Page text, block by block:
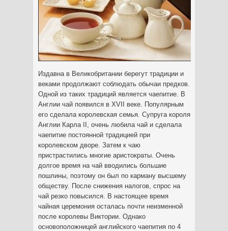
Издавна в Великобритании берегут традиции и
веками продолжают соблюдать обычаи предков.
Одной из таких традиций является чаепитие. В
Англии чай появился в XVII веке. Популярным
его сделала королевская семья. Супруга короля
Англии Карла II, очень любила чай и сделала
чаепитие постоянной традицией при
королевском дворе. Затем к чаю
пристрастились многие аристократы. Очень
долгое время на чай вводились большие
пошлины, поэтому он был по карману высшему
обществу. После снижения налогов, спрос на
чай резко повысился. В настоящее время
чайная церемония осталась почти неизменной
после королевы Виктории. Однако
основоположницей английского чаепития по 4